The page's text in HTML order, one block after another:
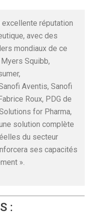
excellente réputation
avec des
mondiaux de ce
Squibb,
Aventis, Sanofi
Roux, PDG de
for Pharma,
solution complète
du secteur
ses capacités
».
: